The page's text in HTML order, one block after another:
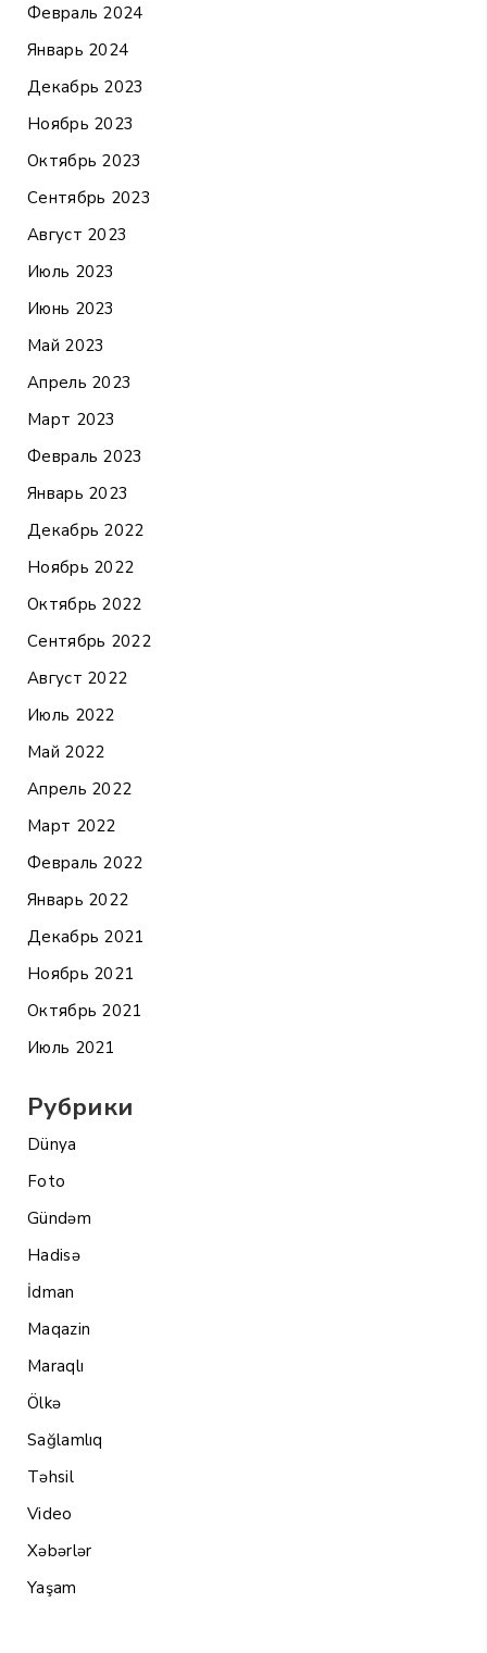
Февраль 2024
Январь 2024
Декабрь 2023
Ноябрь 2023
Октябрь 2023
Сентябрь 2023
Август 2023
Июль 2023
Июнь 2023
Май 2023
Апрель 2023
Март 2023
Февраль 2023
Январь 2023
Декабрь 2022
Ноябрь 2022
Октябрь 2022
Сентябрь 2022
Август 2022
Июль 2022
Май 2022
Апрель 2022
Март 2022
Февраль 2022
Январь 2022
Декабрь 2021
Ноябрь 2021
Октябрь 2021
Июль 2021
Рубрики
Dünya
Foto
Gündəm
Hadisə
İdman
Maqazin
Maraqlı
Ölkə
Sağlamlıq
Təhsil
Video
Xəbərlər
Yaşam